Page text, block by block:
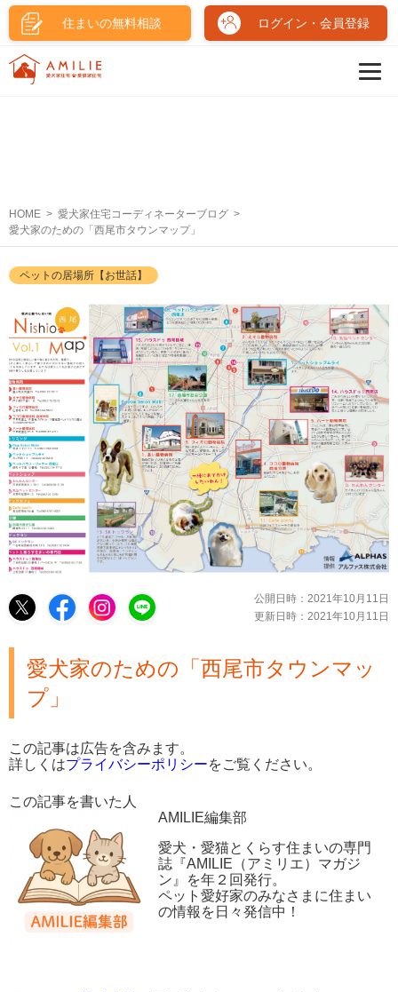
住まいの無料相談 ログイン・会員登録
HOME
愛犬家住宅コーディネーターブログ
愛犬家のための「西尾市タウンマップ」
ペットの居場所【お世話】
公開日時： 2021年10月11日
更新日時： 2021年10月11日
愛犬家のための「西尾市タウンマッ
プ」
この記事は広告を含みます。
詳しくはプライバシーポリシーをご覧ください。
この記事を書いた人
AMILIE編集部
愛犬・愛猫とくらす住まいの専門
誌『AMILIE（アミリエ）マガジ
ン』を年２回発行。
ペット愛好家のみなさまに住まい
の情報を日々発信中！